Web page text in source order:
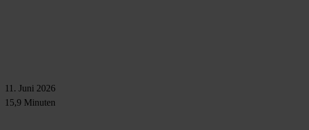
11. Juni 2026
15,9 Minuten